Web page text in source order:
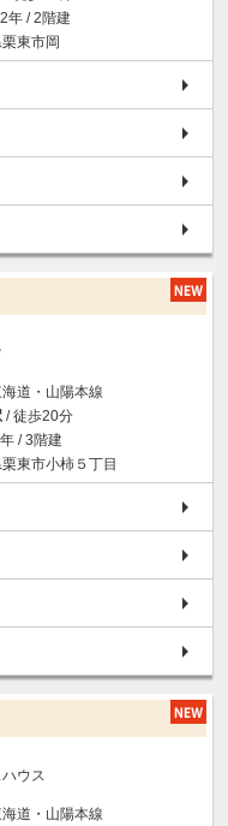
年 / 2階建
東市岡
海道・山陽本線
/ 徒歩20分
/ 3階建
東市小柿５丁目
ウス
海道・山陽本線